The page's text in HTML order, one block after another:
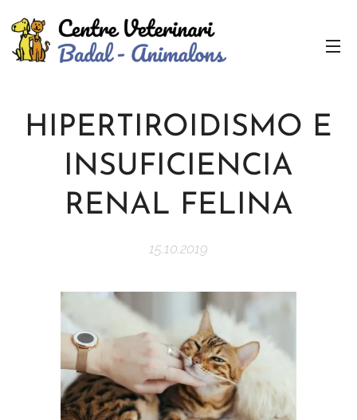
HIPERTIROIDISMO E
INSUFICIENCIA
RENAL FELINA
15.10.2019